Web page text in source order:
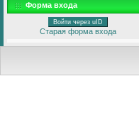
Форма входа
Войти через uID
Старая форма входа